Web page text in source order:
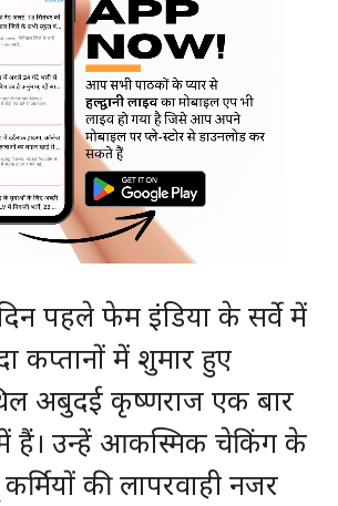
पहले फेम इंडिया के सर्वे में
कप्तानों में शुमार हुए
अबुदई कृष्णराज एक बार
में हैं। उन्हें आकस्मिक चेकिंग के
की लापरवाही नजर